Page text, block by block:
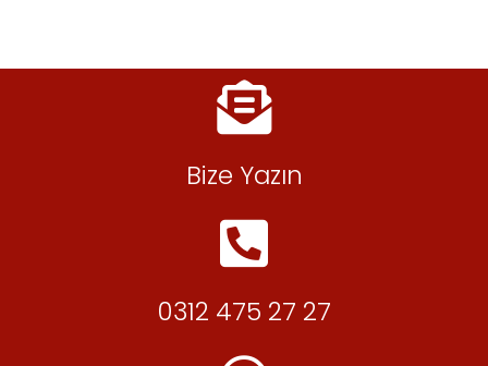
Bize Yazın
0312 475 27 27